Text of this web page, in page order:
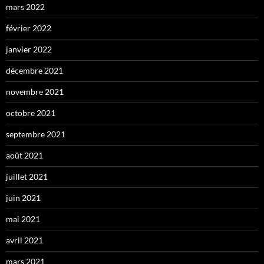
mars 2022
février 2022
janvier 2022
décembre 2021
novembre 2021
octobre 2021
septembre 2021
août 2021
juillet 2021
juin 2021
mai 2021
avril 2021
mars 2021